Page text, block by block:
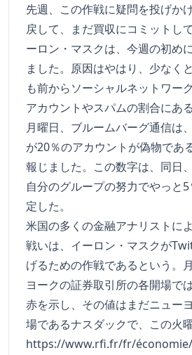
先週、この作戦に疑問を投げか
戻して、まだ買収にコミットし
ーロン・マスクは、今週の初め
ました。原因はやはり、少なく
も前からソーシャルネットワー
アカウントやスパムの割合にあ
月曜日、ブルームバーグ通信は
が20％のアカウントが偽物であ
報じました。この数字は、同日
自分のグループの努力でやっと
定した。
米国の多くの金融アナリストに
戦いは、イーロン・マスクが
げるための作戦であるという。
ヨークの証券取引所の各開場で
赤を示し、その値はまだニュー
場であるナスダックで、この火
https://www.rfi.fr/fr/économie/